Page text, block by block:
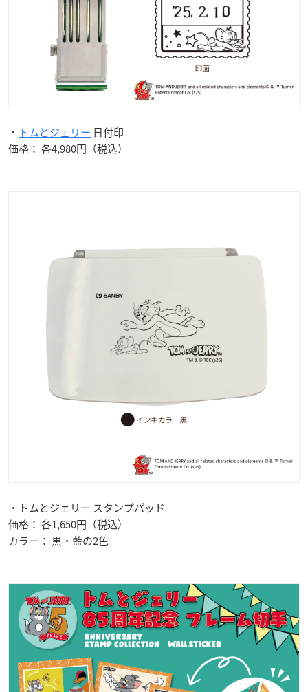
・ トムとジェリー 日付印
価格： 各4,980円（税込）
・トムとジェリー スタンプパッド
価格： 各1,650円（税込）
カラー： 黒・藍の2色